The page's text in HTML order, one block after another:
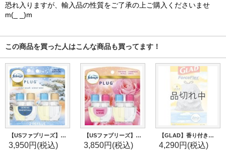
恐れ入りますが、輸入品の性質をご了承の上ご購入くださいませ
m(_ _)m
この商品を買った人はこんな商品も買ってます！
【USファブリーズ】プラグインオイルリフィル(2セット入)：セリーンスノーフォール
3,950円(税込)
【USファブリーズ】プラグインオイルリフィル(2セット入)：Romance & Desire ピンクローズペタル
3,850円(税込)
【GLAD】香り付きゴミ袋★13ガロン(49L)×40枚：ファブリーズ フレッシュクリーン(ひも付き)
4,290円(税込)